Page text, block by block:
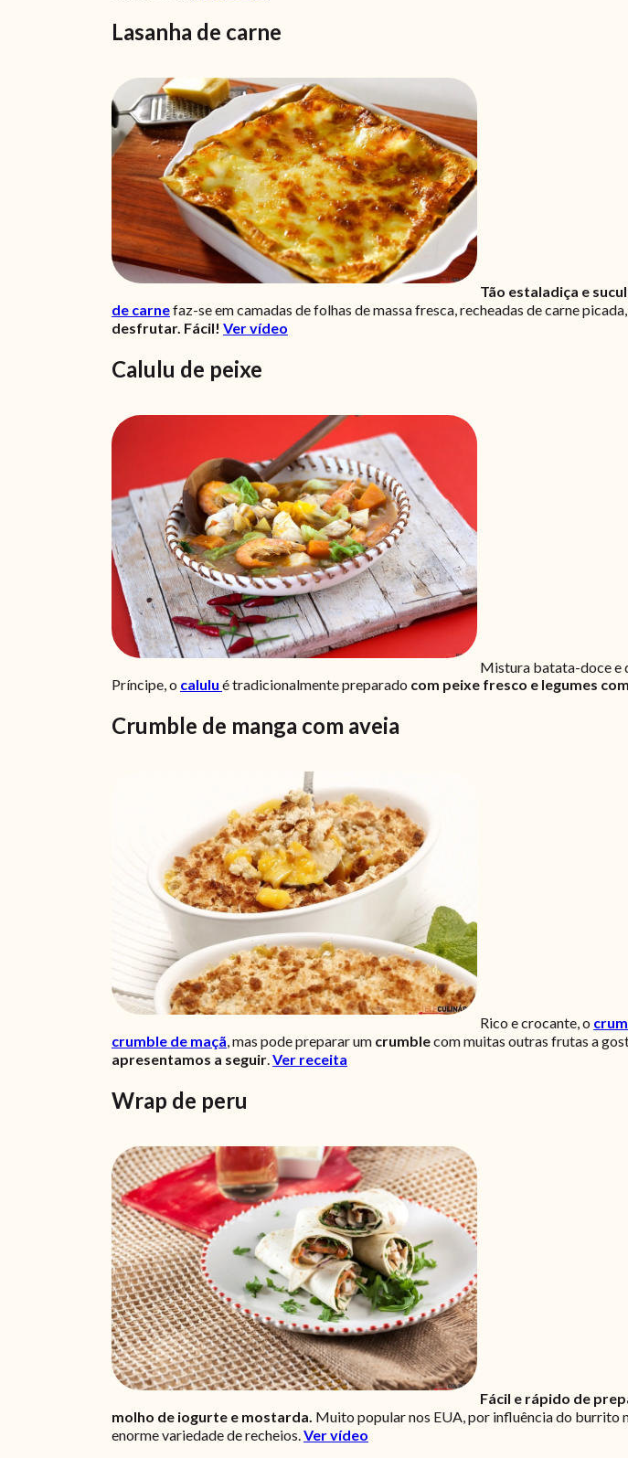
Lasanha de carne
Tão estaladiça e
de carnefaz-se em camadas de folhas de massa fresca, recheadas de carne
desfrutar. Fácil! Ver vídeo
Calulu de peixe
Mistura batata-doce e
Príncipe, o calulu é tradicionalmente preparado com peixe fresco e legumes
Crumble de manga com aveia
Rico e crocante, o
crumble de maçã,mas pode preparar um crumblecom muitas outras frutas a
apresentamos a seguir.Ver receita
Wrap de peru
Fácil e rápido de
molho de iogurte e mostarda. Muito popular nos EUA, por influência do burrito
enorme variedade de recheios.Ver vídeo